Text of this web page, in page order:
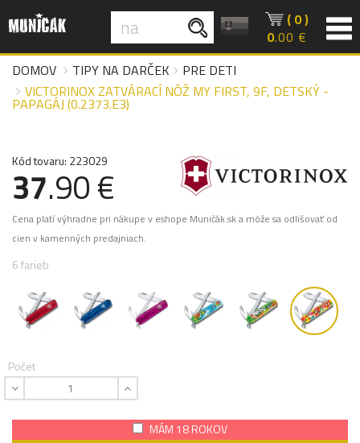
( 0 )
0.00 €
DOMOV
TIPY NA DARČEK
PRE DETI
VICTORINOX ZATVÁRACÍ NÔŽ MY FIRST, 9F, DETSKÝ -
PAPAGÁJ (0.2373.E3)
Kód tovaru: 223029
37.90 €
Cena platí výhradne pri nákupe v eshope Muničák.sk a môže sa odlišovať od
cien v kamenných predajniach.
6 farieb
Počet
MÁM 18 ROKOV